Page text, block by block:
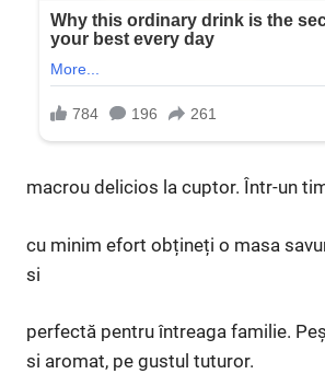
macrou delicios la cuptor. Într-un
cu minim efort obțineți o masa
si
perfectă pentru întreaga familie.
si aromat, pe gustul tuturor.